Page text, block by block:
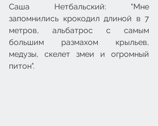
Саша Нетбальский: "Мне
запомнились крокодил длиной в 7
метров, альбатрос с самым
большим размахом крыльев,
медузы, скелет змеи и огромный
питон".